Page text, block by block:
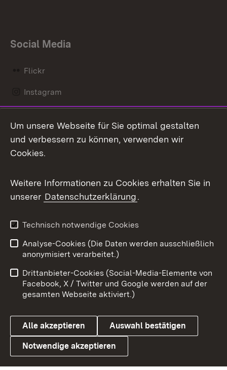
Social Media
Flickr
Instagram
Mastodon
Messenger
Social Wall
X / Twitter
Youtube
Link zum Landesportal
Benutzungshinweise
Barrierefreiheit
Datenschutz
Cookies
Um unsere Webseite für Sie optimal gestalten
und verbessern zu können, verwenden wir
Cookies.
Weitere Informationen zu Cookies erhalten Sie in
unserer Datenschutzerklärung.
Technisch notwendige Cookies
Analyse-Cookies (Die Daten werden ausschließlich
anonymisiert verarbeitet.)
Drittanbieter-Cookies (Social-Media-Elemente von
Facebook, X / Twitter und Google werden auf der
gesamten Webseite aktiviert.)
Alle akzeptieren Auswahl bestätigen
Notwendige akzeptieren